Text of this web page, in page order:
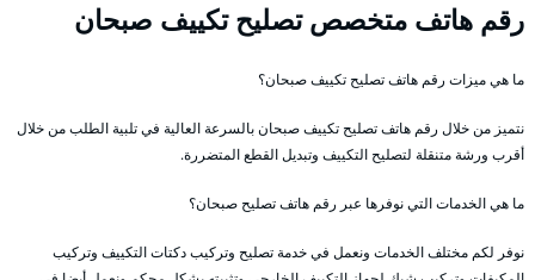
رقم هاتف متخصص تصليح تكييف صبحان
ما هي ميزات رقم هاتف تصليح تكييف صبحان؟
نتميز من خلال رقم هاتف تصليح تكييف صبحان بالسرعة العالية في تلبية الطلب من خلال
أقرب ورشة متنقلة لتصليح التكييف وتبديل القطع المتضررة.
ما هي الخدمات التي نوفرها عبر رقم هاتف تصليح صبحان؟
نوفر لكم مختلف الخدمات ونعمل في خدمة تصليح وتركيب دكتات التكييف وتركيب